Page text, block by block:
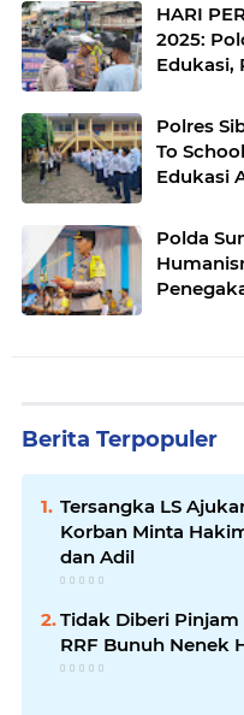
HARI
2025:
Edukasi,
Polres
To
Edukasi
Polda
Berita Terpopuler
Tersangka LS
Korban Minta
dan Adil
Tidak Diberi Pinjam
RRF Bunuh Nenek